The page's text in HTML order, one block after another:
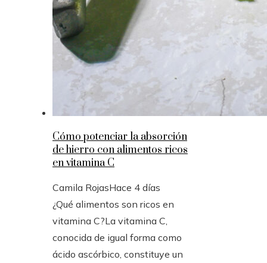
Cómo potenciar la absorción
de hierro con alimentos ricos
en vitamina C
Camila RojasHace 4 días
¿Qué alimentos son ricos en
vitamina C?La vitamina C,
conocida de igual forma como
ácido ascórbico, constituye un